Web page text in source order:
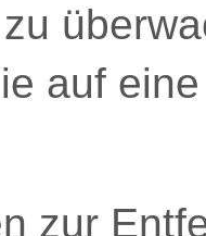
auf
zur